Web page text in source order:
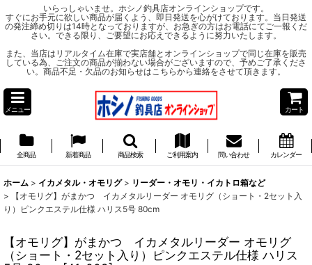
いらっしゃいませ。ホシノ釣具店オンラインショップです。
すぐにお手元に欲しい商品が届くよう、即日発送を心がけております。当日発送
の発注締め切りは14時となっておりますが、お急ぎの方はお電話にてご一報くだ
さい。できる限り、ご要望にお応えできるように努力いたします。
また、当店はリアルタイム在庫で実店舗とオンラインショップで同じ在庫を販売
している為、ご注文の商品が揃わない場合がございますので、予めご了承くださ
い。商品不足・欠品のお知らせはこちらから連絡をさせて頂きます。
メニュー カート
全商品 新着商品 商品検索 ご利用案内 問い合わせ カレンダー
ホーム > イカメタル・オモリグ > リーダー・オモリ・イカトロ箱など
>
【オモリグ】がまかつ イカメタルリーダー オモリグ（ショート・2セット入
り）ピンクエステル仕様 ハリス5号 80cm
【オモリグ】がまかつ イカメタルリーダー オモリグ
（ショート・2セット入り）ピンクエステル仕様 ハリス